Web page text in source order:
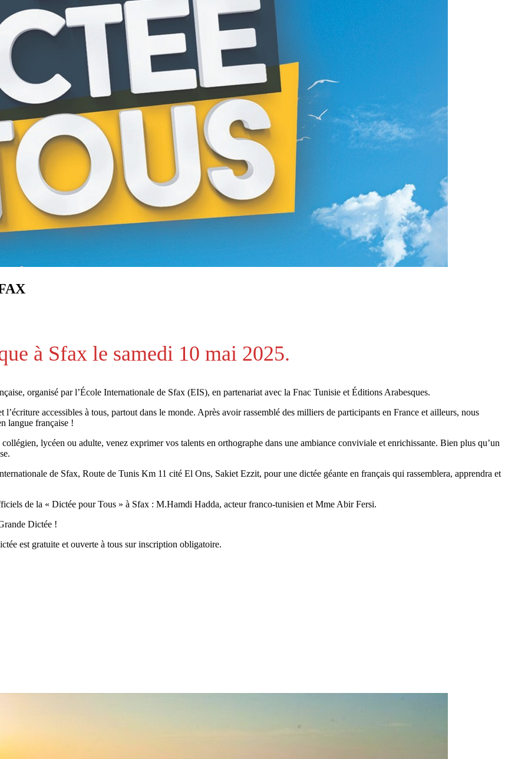
à Sfax le samedi 10 mai 2025.
organisé par l’École Internationale de Sfax (EIS), en partenariat avec la Fnac Tunisie et Éditions Arabesques.
accessibles à tous, partout dans le monde. Après avoir rassemblé des milliers de participants en France et ailleurs, nous
langue française !
lycéen ou adulte, venez exprimer vos talents en orthographe dans une ambiance conviviale et enrichissante. Bien plus qu’un
de Sfax, Route de Tunis Km 11 cité El Ons, Sakiet Ezzit, pour une dictée géante en français qui rassemblera, apprendra et
de la « Dictée pour Tous » à Sfax : M.Hamdi Hadda, acteur franco-tunisien et Mme Abir Fersi.
Dictée !
est gratuite et ouverte à tous sur inscription obligatoire.